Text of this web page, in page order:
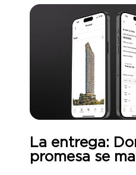
La entrega:
promesa se